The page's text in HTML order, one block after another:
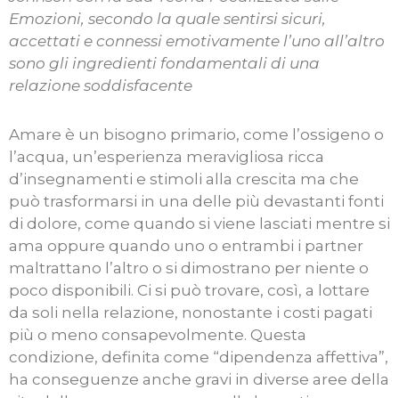
Emozioni, secondo la quale sentirsi sicuri,
accettati e connessi emotivamente l’uno all’altro
sono gli ingredienti fondamentali di una
relazione soddisfacente
Amare è un bisogno primario, come l’ossigeno o
l’acqua, un’esperienza meravigliosa ricca
d’insegnamenti e stimoli alla crescita ma che
può trasformarsi in una delle più devastanti fonti
di dolore, come quando si viene lasciati mentre si
ama oppure quando uno o entrambi i partner
maltrattano l’altro o si dimostrano per niente o
poco disponibili. Ci si può trovare, così, a lottare
da soli nella relazione, nonostante i costi pagati
più o meno consapevolmente. Questa
condizione, definita come “dipendenza affettiva”,
ha conseguenze anche gravi in diverse aree della